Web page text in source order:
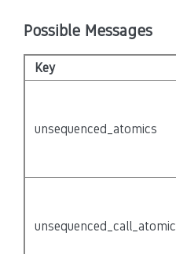
Possible Messages
Key
unsequenced_atomics
unsequenced_call_atomic